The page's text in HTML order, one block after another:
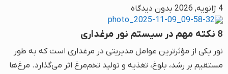
4 ژانویه, 2026
بدون دیدگاه
8 نکته مهم در سیستم نور مرغداری
نور یکی از مؤثرترین عوامل مدیریتی در مرغداری است که به طور
مستقیم بر رشد، بلوغ، تغذیه و تولید تخم‌مرغ اثر می‌گذارد. مرغ‌ها